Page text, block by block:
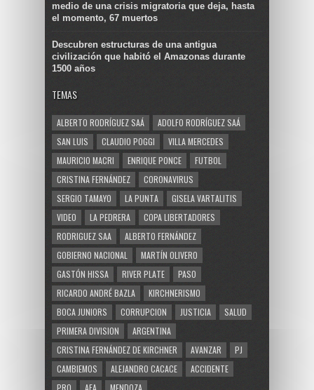
medio de una crisis migratoria que deja, hasta
el momento, 67 muertos
Descubren estructuras de una antigua
civilización que habitó el Amazonas durante
1500 años
TEMAS
ALBERTO RODRÍGUEZ SAÁ
ADOLFO RODRÍGUEZ SAÁ
SAN LUIS
CLAUDIO POGGI
VILLA MERCEDES
MAURICIO MACRI
ENRIQUE PONCE
FUTBOL
CRISTINA FERNÁNDEZ
CORONAVIRUS
SERGIO TAMAYO
LA PUNTA
GISELA VARTALITIS
VIDEO
LA PEDRERA
COPA LIBERTADORES
RODRIGUEZ SAA
ALBERTO FERNÁNDEZ
GOBIERNO NACIONAL
MARTÍN OLIVERO
GASTÓN HISSA
RIVER PLATE
PASO
RICARDO ANDRÉ BAZLA
KIRCHNERISMO
BOCA JUNIORS
CORRUPCION JUSTICIA
SALUD
PRIMERA DIVISION
ARGENTINA
CRISTINA FERNÁNDEZ DE KIRCHNER
AVANZAR
PJ
CAMBIEMOS
ALEJANDRO CACACE
ACCIDENTE
PRO
AFA MENDOZA